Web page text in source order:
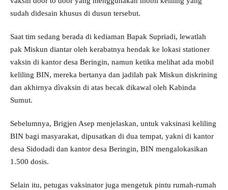
sudah didesain khusus di dusun tersebut.
Saat tim sedang berada di kediaman Bapak Supriadi, lewatlah
pak Miskun diantar oleh kerabatnya hendak ke lokasi stationer
vaksin di kantor desa Beringin, namun ketika melihat ada mobil
keliling BIN, mereka bertanya dan jadilah pak Miskun diskrining
dan akhirnya dìvaksin di atas becak dikawal oleh Kabinda
Sumut.
Sebelumnya, Brigjen Asep menjelaskan, untuk vaksinasi keliling
BIN bagi masyarakat, dipusatkan di dua tempat, yakni di kantor
desa Sidodadi dan kantor desa Beringin, BIN mengalokasikan
1.500 dosis.
Selain itu, petugas vaksinator juga mengetuk pintu rumah-rumah